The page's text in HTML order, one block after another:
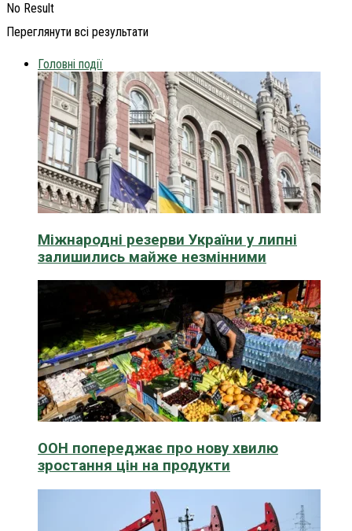
No Result
Переглянути всі результати
Головні події
Міжнародні резерви України у липні
залишились майже незмінними
ООН попереджає про нову хвилю
зростання цін на продукти